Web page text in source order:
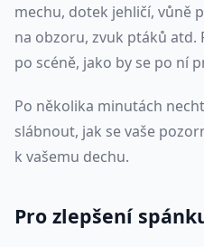
mechu, dotek jehličí, vůně
na obzoru, zvuk ptáků atd.
po scéně, jako by se po ní
Po několika minutách
slábnout, jak se vaše
k vašemu dechu.
Pro zlepšení